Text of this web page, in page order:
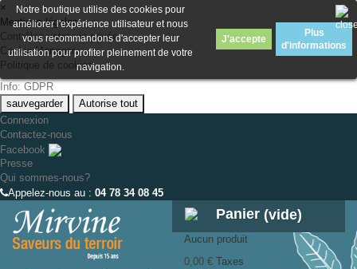
×
Mentions légales
Contrôlez votre vie privée
Cookie Manager
Politique de cookies
Info: GDPR
sauvegarder
Autorise tout
Connexion
Contactez-nous
Facebook
Presse
Qui sommes-nous?
Appelez-nous au : 04 78 34 08 45
Panier (vide)
Aucun produit
0,00 € Taxes
Notre boutique utilise des cookies pour
améliorer l'expérience utilisateur et nous
vous recommandons d'accepter leur
utilisation pour profiter pleinement de votre
navigation.
J'accepte
Plus
d'informations